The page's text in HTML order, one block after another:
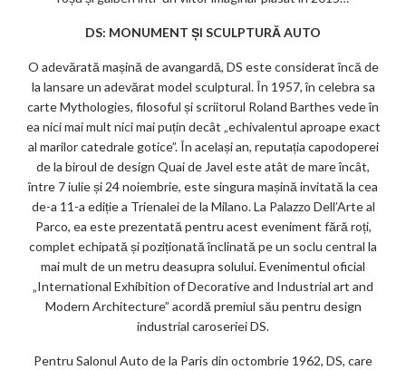
DS: MONUMENT ȘI SCULPTURĂ AUTO
O adevărată mașină de avangardă, DS este considerat încă de
la lansare un adevărat model sculptural. În 1957, în celebra sa
carte Mythologies, filosoful și scriitorul Roland Barthes vede în
ea nici mai mult nici mai puțin decât „echivalentul aproape exact
al marilor catedrale gotice”. În același an, reputația capodoperei
de la biroul de design Quai de Javel este atât de mare încât,
între 7 iulie și 24 noiembrie, este singura mașină invitată la cea
de-a 11-a ediție a Trienalei de la Milano. La Palazzo Dell’Arte al
Parco, ea este prezentată pentru acest eveniment fără roți,
complet echipată și poziționată înclinată pe un soclu central la
mai mult de un metru deasupra solului. Evenimentul oficial
„International Exhibition of Decorative and Industrial art and
Modern Architecture” acordă premiul său pentru design
industrial caroseriei DS.
Pentru Salonul Auto de la Paris din octombrie 1962, DS, care